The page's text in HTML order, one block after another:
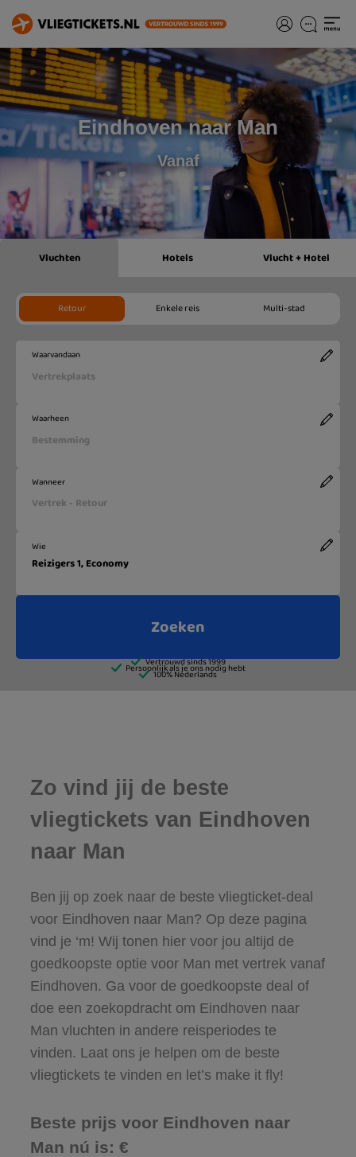
Eindhoven naar Man
Vanaf
Zo vind jij de beste
vliegtickets van Eindhoven
naar Man
Ben jij op zoek naar de beste vliegticket-deal
voor Eindhoven naar Man? Op deze pagina
vind je ‘m! Wij tonen hier voor jou altijd de
goedkoopste optie voor Man met vertrek vanaf
Eindhoven. Ga voor de goedkoopste deal of
doe een zoekopdracht om Eindhoven naar
Man vluchten in andere reisperiodes te
vinden. Laat ons je helpen om de beste
vliegtickets te vinden en let’s make it fly!
Beste prijs voor Eindhoven naar
Man nú is: €